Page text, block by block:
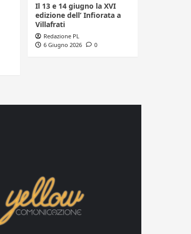
Il 13 e 14 giugno la XVI
edizione dell’ Infiorata a
Villafrati
Redazione PL
6 Giugno 2026
0